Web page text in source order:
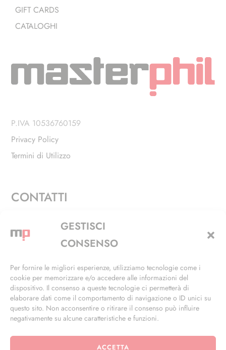
GESTISCI
CONSENSO
Per fornire le migliori esperienze, utilizziamo tecnologie come i
cookie per memorizzare e/o accedere alle informazioni del
dispositivo. Il consenso a queste tecnologie ci permetterà di
elaborare dati come il comportamento di navigazione o ID unici su
questo sito. Non acconsentire o ritirare il consenso può influire
negativamente su alcune caratteristiche e funzioni.
ACCETTA
GIFT CARDS
CATALOGHI
P.IVA 10536760159
Privacy Policy
Termini di Utilizzo
CONTATTI
Via Alfieri, 27 - Trezzano Sul Naviglio (MI)
+39 02 4846 3155
info@masterphil.it